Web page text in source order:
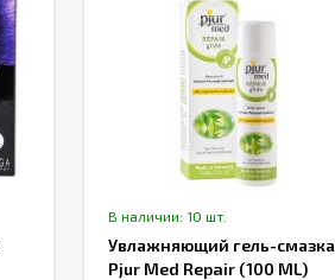
В наличии: 10 шт.
Увлажняющий гель-смазка
Pjur Med Repair (100 ML)